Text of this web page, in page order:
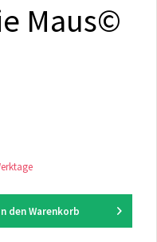
Maus©
den Warenkorb